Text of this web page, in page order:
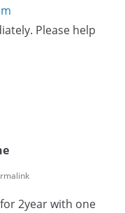
Please help
2year with one